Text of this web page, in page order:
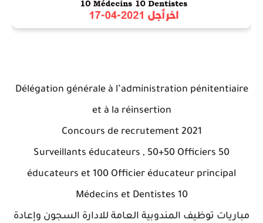
Délégation générale à l’administration pénitentiaire
et à la réinsertion
Concours de recrutement 2021
50 Surveillants éducateurs , 50+50 Officiers
éducateurs et 100 Officier éducateur principal
10 Médecins et Dentistes
مباريات توظيف المندوبية العامة للادارة السجون وإعادة